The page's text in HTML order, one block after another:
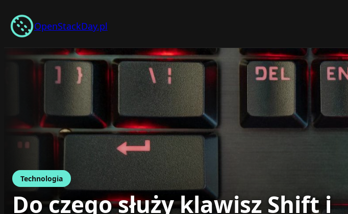
do
treści
OpenStackDay.pl
Technologia
Do czego służy klawisz Shift i